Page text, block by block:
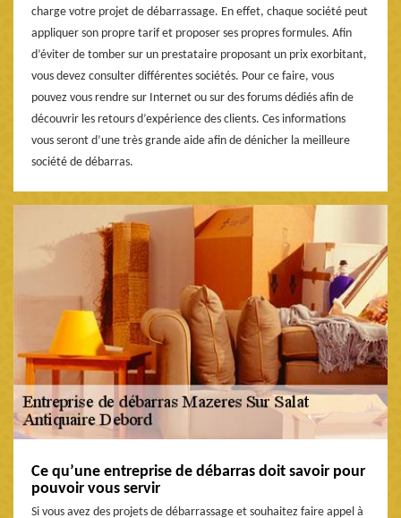
charge votre projet de débarrassage. En effet, chaque société peut
appliquer son propre tarif et proposer ses propres formules. Afin
d’éviter de tomber sur un prestataire proposant un prix exorbitant,
vous devez consulter différentes sociétés. Pour ce faire, vous
pouvez vous rendre sur Internet ou sur des forums dédiés afin de
découvrir les retours d’expérience des clients. Ces informations
vous seront d’une très grande aide afin de dénicher la meilleure
société de débarras.
Ce qu’une entreprise de débarras doit savoir pour
pouvoir vous servir
Si vous avez des projets de débarrassage et souhaitez faire appel à